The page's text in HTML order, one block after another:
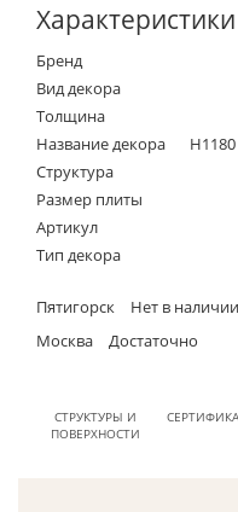
Характеристики
Бренд
Вид декора
Толщина
Название декора
Структура
Размер плиты
Артикул
Тип декора
Пятигорск
Нет в наличии
Москва
Достаточно
СТРУКТУРЫ И
ПОВЕРХНОСТИ